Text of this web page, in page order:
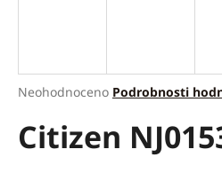
Průměrné
produktu
je
Neohodnoceno Podrobnosti
Citizen
í
t
?